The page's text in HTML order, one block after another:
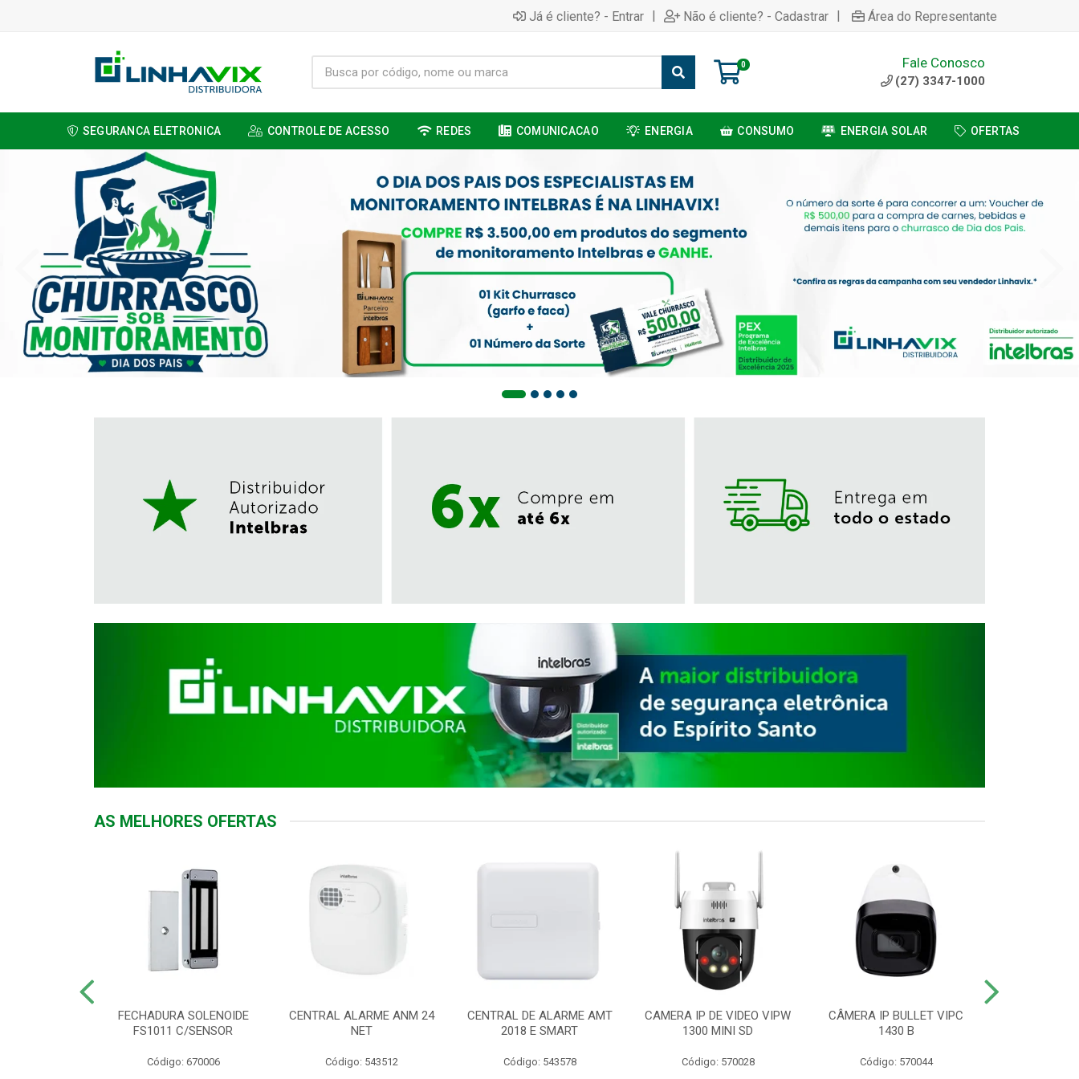
Já é cliente? - Entrar | Não é cliente? - Cadastrar | Área do Representante
0 Fale Conosco
(27) 3347-1000
SEGURANCA ELETRONICA CONTROLE DE ACESSO REDES COMUNICACAO ENERGIA CONSUMO ENERGIA SOLAR OFERTAS
AS MELHORES OFERTAS
FECHADURA SOLENOIDE
FS1011 C/SENSOR
Código: 670006
CENTRAL ALARME ANM 24
NET
Código: 543512
CENTRAL DE ALARME AMT
2018 E SMART
Código: 543578
CAMERA IP DE VIDEO VIPW
1300 MINI SD
Código: 570028
CÂMERA IP BULLET VIPC
1430 B
Código: 570044